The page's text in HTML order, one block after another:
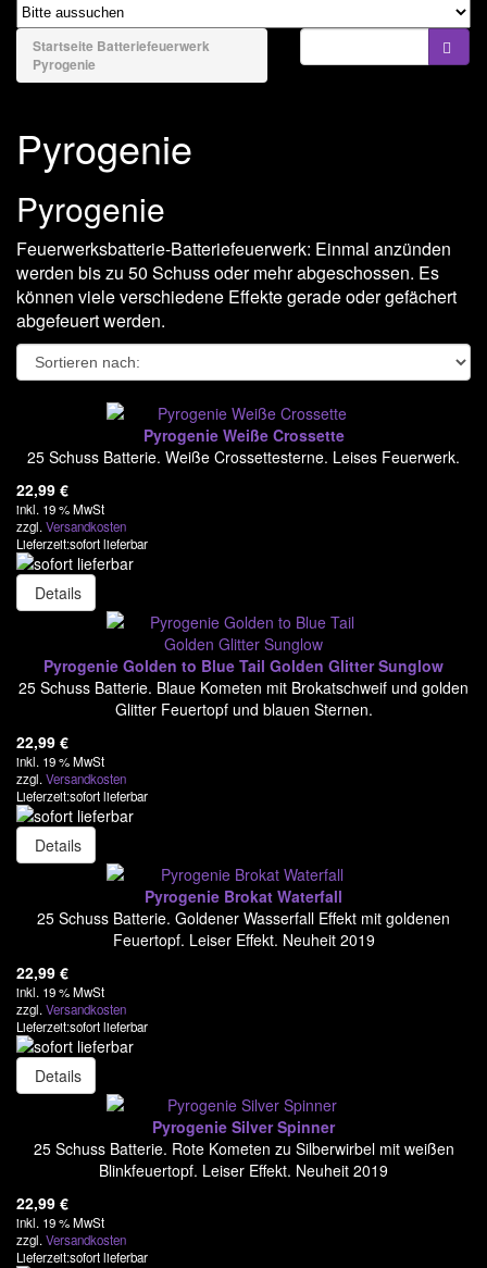
Bengale & Rauch
Bühnenfeuerwerk
El Gato
Funke - Argento
FWS Fireworks
Jorge
Lesli - Zena
Magnum Feuerwerk
Startrade
Triplex
Tropic
Weco
Verbundfeuerwerk
Bombenrohre/Einzelschuss
Raketen & Sortimente
Knaller & Co
Leuchtfeuerwerk
Party & Jugend
Konfetti & Flitter
Anzündmittel & Zubehör
F3 Feuerwerk mit Erlaubnis
§7/27
Effektgeräte/Zubehör
Startseite Batteriefeuerwerk
Pyrogenie
Pyrogenie
Pyrogenie
Feuerwerksbatterie-Batteriefeuerwerk: Einmal anzünden
werden bis zu 50 Schuss oder mehr abgeschossen. Es
können viele verschiedene Effekte gerade oder gefächert
abgefeuert werden.
Pyrogenie Weiße Crossette
25 Schuss Batterie. Weiße Crossettesterne. Leises Feuerwerk.
22,99 €
inkl. 19 % MwSt
zzgl.Versandkosten
Lieferzeit:sofort lieferbar
Details
Pyrogenie Golden to Blue Tail Golden Glitter Sunglow
25 Schuss Batterie. Blaue Kometen mit Brokatschweif und golden
Glitter Feuertopf und blauen Sternen.
22,99 €
inkl. 19 % MwSt
zzgl.Versandkosten
Lieferzeit:sofort lieferbar
Details
Pyrogenie Brokat Waterfall
25 Schuss Batterie. Goldener Wasserfall Effekt mit goldenen
Feuertopf. Leiser Effekt. Neuheit 2019
22,99 €
inkl. 19 % MwSt
zzgl.Versandkosten
Lieferzeit:sofort lieferbar
Details
Pyrogenie Silver Spinner
25 Schuss Batterie. Rote Kometen zu Silberwirbel mit weißen
Blinkfeuertopf. Leiser Effekt. Neuheit 2019
22,99 €
inkl. 19 % MwSt
zzgl.Versandkosten
Lieferzeit:sofort lieferbar